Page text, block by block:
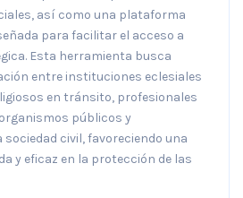
así como una plataforma
para facilitar el acceso a
Esta herramienta busca
entre instituciones eclesiales
en tránsito, profesionales
públicos y
sociedad civil, favoreciendo una
y eficaz en la protección de las